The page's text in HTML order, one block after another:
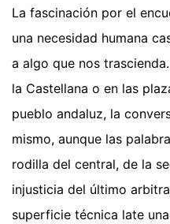
La fascinación por el
una necesidad humana
a algo que nos
la Castellana o en las
pueblo andaluz, la
mismo, aunque las
rodilla del central, de la
injusticia del último
superficie técnica late